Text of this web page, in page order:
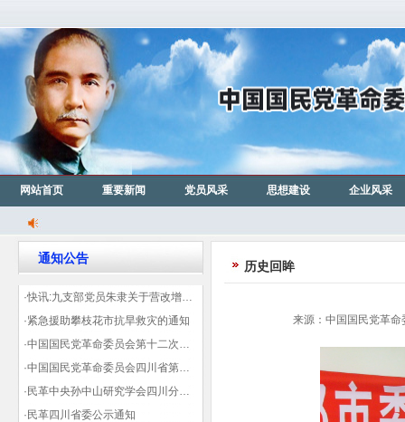
网站首页 重要新闻 党员风采 思想建设 企业风采
通知公告
·快讯:九支部党员朱隶关于营改增信息宣传力度的建议那篇已被省政协采用
·紧急援助攀枝花市抗旱救灾的通知
·中国国民党革命委员会第十二次全国代表大会代表登记表（下载）
·中国国民党革命委员会四川省第十一次代表大会代表登记表（下载）
·民革中央孙中山研究学会四川分会领导机构及成员名单
·民革四川省委公示通知
历史回眸
来源：中国国民党革